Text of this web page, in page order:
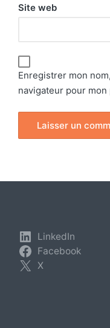
Site web
Enregistrer mon
navigateur pour
LinkedIn
Facebook
X